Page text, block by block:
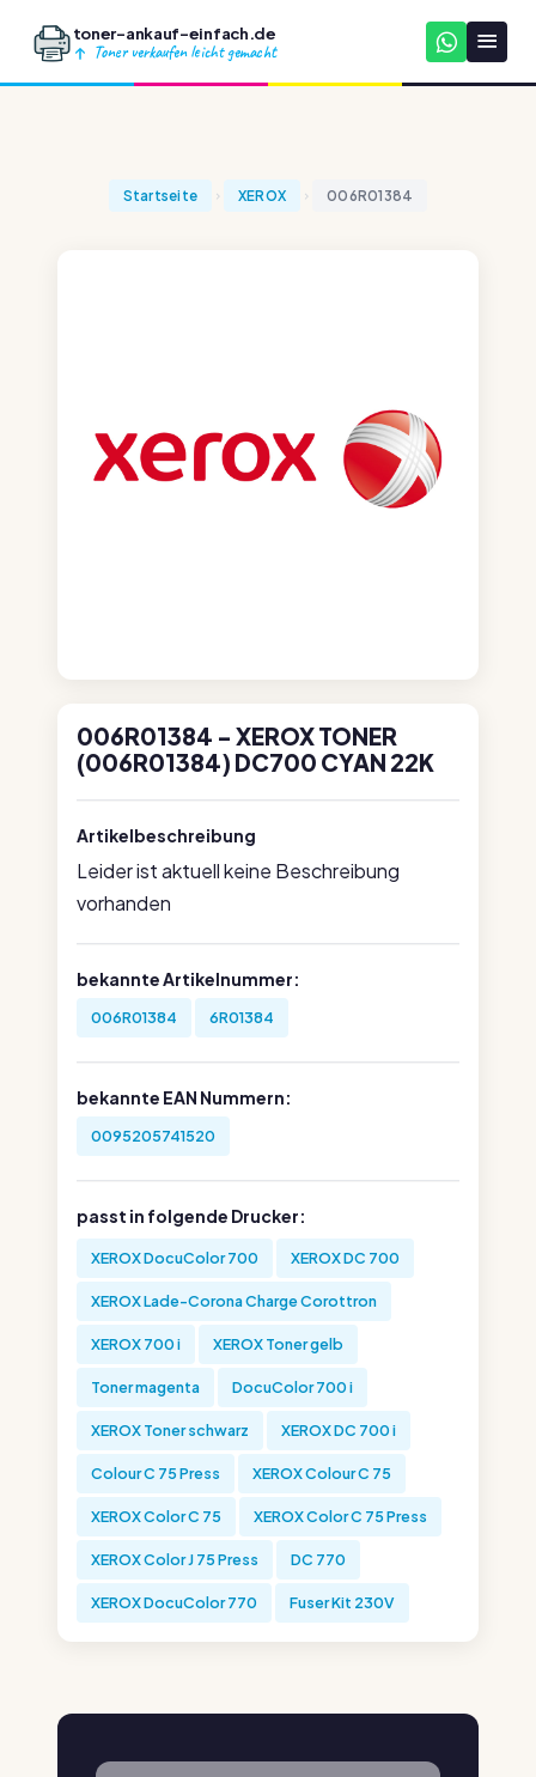
toner-ankauf-einfach.de
Toner verkaufen leicht gemacht
Startseite XEROX 006R01384
006R01384 - XEROX TONER
(006R01384) DC700 CYAN 22K
Artikelbeschreibung
Leider ist aktuell keine Beschreibung
vorhanden
bekannte Artikelnummer:
006R01384 6R01384
bekannte EAN Nummern:
0095205741520
passt in folgende Drucker:
XEROX DocuColor 700 XEROX DC 700
XEROX Lade-Corona Charge Corottron
XEROX 700 i XEROX Toner gelb
Toner magenta DocuColor 700 i
XEROX Toner schwarz XEROX DC 700 i
Colour C 75 Press XEROX Colour C 75
XEROX Color C 75 XEROX Color C 75 Press
XEROX Color J 75 Press DC 770
XEROX DocuColor 770 Fuser Kit 230V